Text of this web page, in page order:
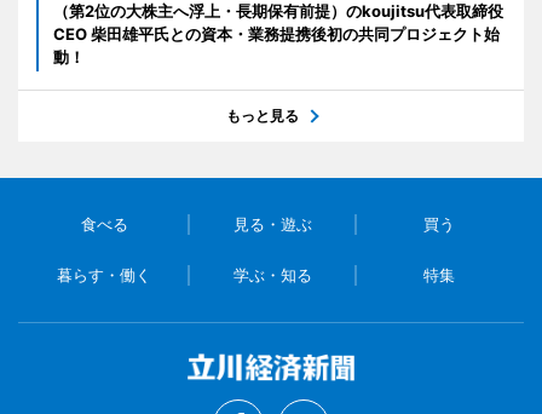
（第2位の大株主へ浮上・長期保有前提）のkoujitsu代表取締役
CEO 柴田雄平氏との資本・業務提携後初の共同プロジェクト始
動！
もっと見る
食べる 見る・遊ぶ 買う
暮らす・働く 学ぶ・知る 特集